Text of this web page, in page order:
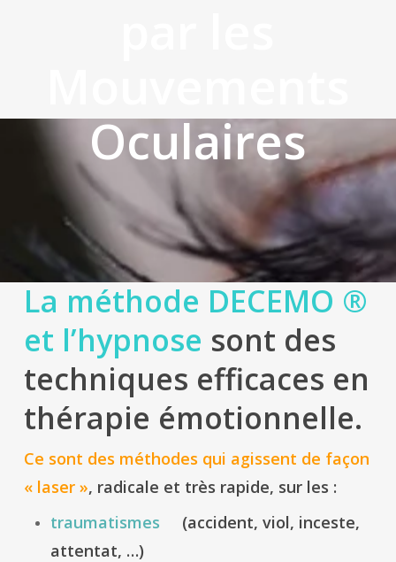
Oculaires
La méthode DECEMO ®
et l’hypnose sont des
techniques efficaces en
thérapie émotionnelle.
Ce sont des méthodes qui agissent de façon
« laser », radicale et très rapide, sur les :
traumatismes
(accident, viol, inceste,
attentat, …)